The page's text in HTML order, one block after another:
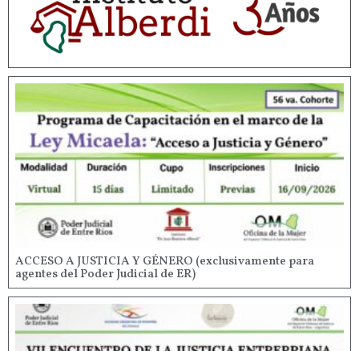
ACCESO A JUSTICIA Y GÉNERO (exclusivamente para
agentes del Poder Judicial de ER)